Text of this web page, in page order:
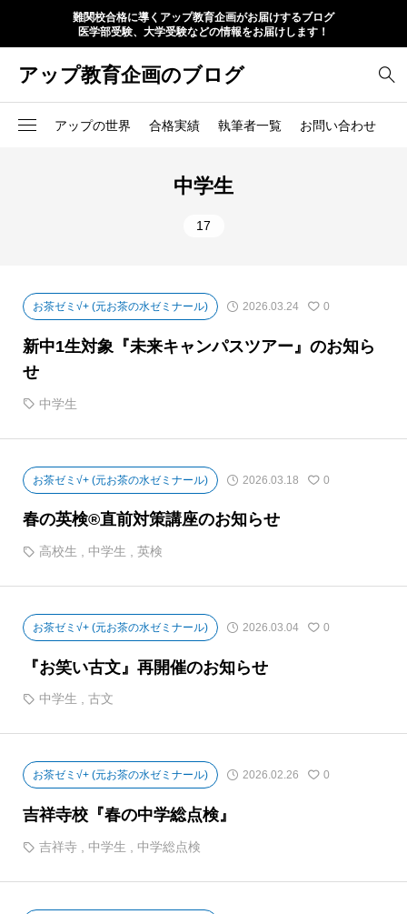
難関校合格に導くアップ教育企画がお届けするブログ
医学部受験、大学受験などの情報をお届けします！
アップ教育企画のブログ
アップの世界 合格実績 執筆者一覧 お問い合わせ
中学生
17
お茶ゼミ√+ (元お茶の水ゼミナール) 2026.03.24 0
新中1生対象『未来キャンパスツアー』のお知ら
せ
中学生
お茶ゼミ√+ (元お茶の水ゼミナール) 2026.03.18 0
春の英検®直前対策講座のお知らせ
高校生 中学生 英検
お茶ゼミ√+ (元お茶の水ゼミナール) 2026.03.04 0
『お笑い古文』再開催のお知らせ
中学生 , 古文
お茶ゼミ√+ (元お茶の水ゼミナール) 2026.02.26 0
吉祥寺校『春の中学総点検』
吉祥寺 中学生 中学総点検